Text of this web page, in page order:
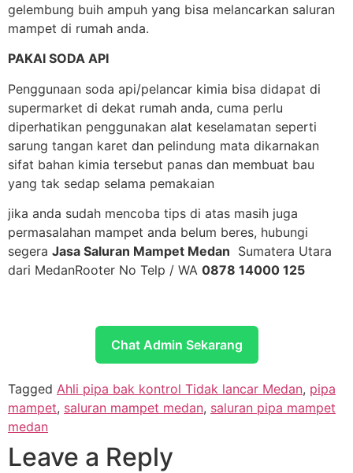
gelembung buih ampuh yang bisa melancarkan saluran
mampet di rumah anda.
PAKAI SODA API
Penggunaan soda api/pelancar kimia bisa didapat di
supermarket di dekat rumah anda, cuma perlu
diperhatikan penggunakan alat keselamatan seperti
sarung tangan karet dan pelindung mata dikarnakan
sifat bahan kimia tersebut panas dan membuat bau
yang tak sedap selama pemakaian
jika anda sudah mencoba tips di atas masih juga
permasalahan mampet anda belum beres, hubungi
segera Jasa Saluran Mampet Medan Sumatera Utara
dari MedanRooter No Telp / WA 0878 14000 125
Chat Admin Sekarang
Tagged Ahli pipa bak kontrol Tidak lancar Medan, pipa
mampet, saluran mampet medan, saluran pipa mampet
medan
Leave a Reply